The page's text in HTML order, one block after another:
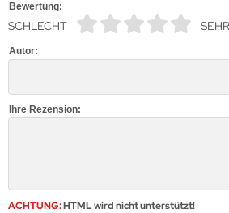
Bewertung:
SCHLECHT
Autor:
Ihre Rezension:
ACHTUNG:HTML wird nicht unterstützt!